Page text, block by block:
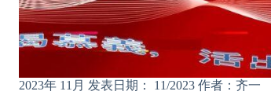
2023年 11月 发表日期： 11/2023 作者：齐一